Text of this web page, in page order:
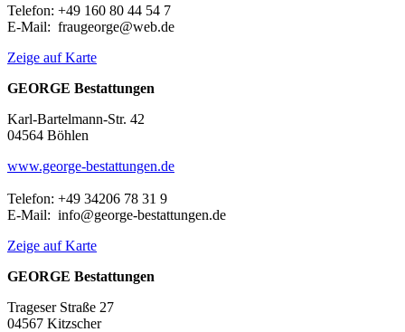
Telefon: +49 160 80 44 54 7
E-Mail: fraugeorge@web.de
Zeige auf Karte
GEORGE Bestattungen
Karl-Bartelmann-Str. 42
04564 Böhlen
www.george-bestattungen.de
Telefon: +49 34206 78 31 9
E-Mail: info@george-bestattungen.de
Zeige auf Karte
GEORGE Bestattungen
Trageser Straße 27
04567 Kitzscher